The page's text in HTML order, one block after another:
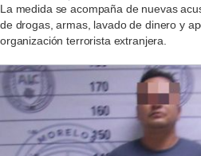
La medida se acompaña de nuevas
de drogas, armas, lavado de dinero y
organización terrorista extranjera.